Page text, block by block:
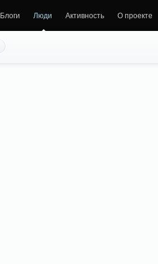
Блоги Люди Активность О проекте